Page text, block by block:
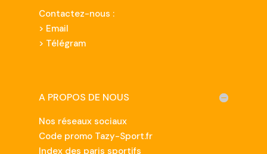
Contactez-nous :
> Email
> Télégram
A PROPOS DE NOUS
Nos réseaux sociaux
Code promo Tazy-Sport.fr
Index des paris sportifs